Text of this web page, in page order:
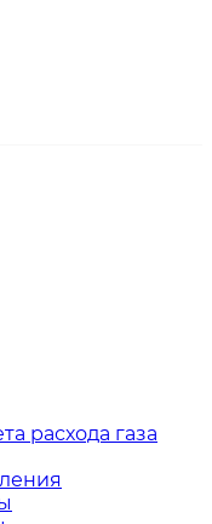
расхода газа